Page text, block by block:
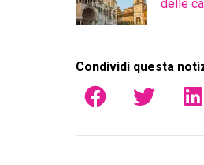
delle
Condividi questa